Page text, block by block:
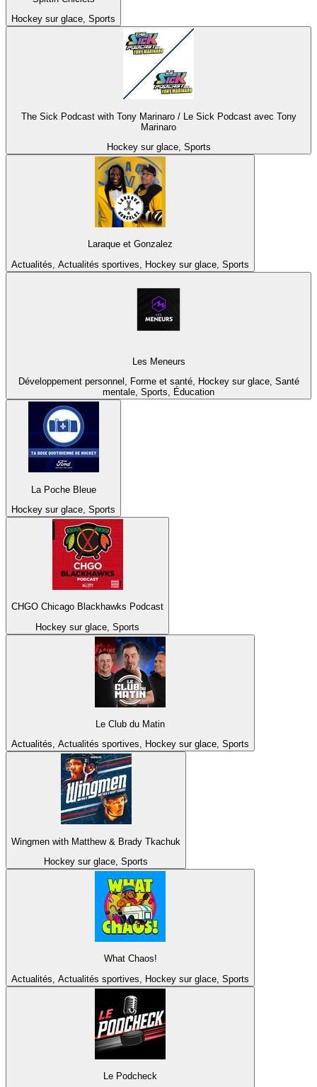
Hockey sur glace, Sports
The Sick Podcast with Tony Marinaro / Le Sick Podcast avec Tony
Marinaro
Hockey sur glace, Sports
Laraque et Gonzalez
Actualités, Actualités sportives, Hockey sur glace, Sports
Les Meneurs
Développement personnel, Forme et santé, Hockey sur glace, Santé
mentale, Sports, Éducation
La Poche Bleue
Hockey sur glace, Sports
CHGO Chicago Blackhawks Podcast
Hockey sur glace, Sports
Le Club du Matin
Actualités, Actualités sportives, Hockey sur glace, Sports
Wingmen with Matthew & Brady Tkachuk
Hockey sur glace, Sports
What Chaos!
Actualités, Actualités sportives, Hockey sur glace, Sports
Le Podcheck